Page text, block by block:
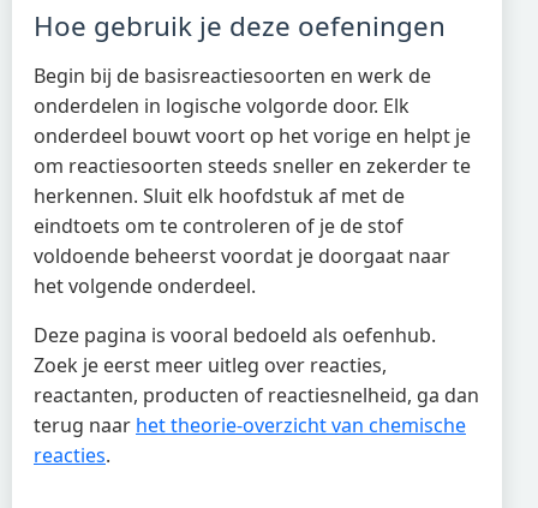
Hoe gebruik je deze oefeningen
Begin bij de basisreactiesoorten en werk de
onderdelen in logische volgorde door. Elk
onderdeel bouwt voort op het vorige en helpt je
om reactiesoorten steeds sneller en zekerder te
herkennen. Sluit elk hoofdstuk af met de
eindtoets om te controleren of je de stof
voldoende beheerst voordat je doorgaat naar
het volgende onderdeel.
Deze pagina is vooral bedoeld als oefenhub.
Zoek je eerst meer uitleg over reacties,
reactanten, producten of reactiesnelheid, ga dan
terug naar het theorie-overzicht van chemische
reacties.